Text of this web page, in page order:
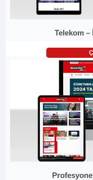
Telekom –